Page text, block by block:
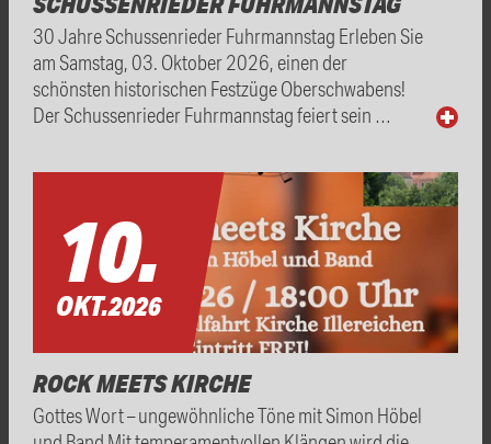
30 Jahre Schussenrieder Fuhrmannstag Erleben Sie
am Samstag, 03. Oktober 2026, einen der
schönsten historischen Festzüge Oberschwabens!
Der Schussenrieder Fuhrmannstag feiert sein …
10.
OKT.2026
ROCK MEETS KIRCHE
Gottes Wort – ungewöhnliche Töne mit Simon Höbel